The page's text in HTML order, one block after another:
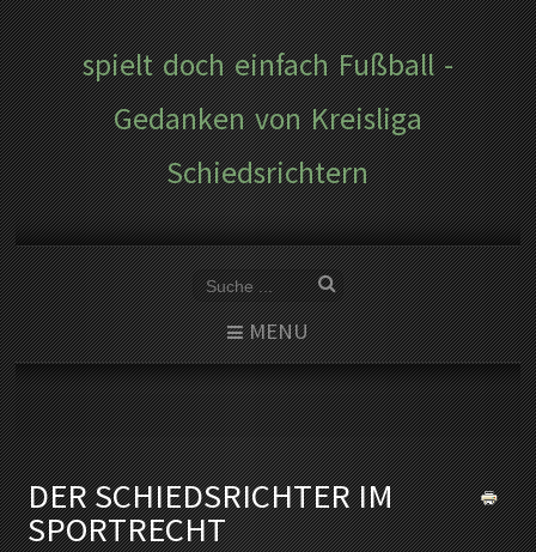
spielt doch einfach Fußball -
Gedanken von Kreisliga
Schiedsrichtern
MENU
DER SCHIEDSRICHTER IM
SPORTRECHT